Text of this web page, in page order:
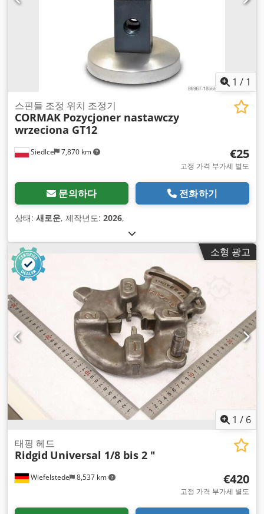
1 / 1
Siedlce 7,870 km
스핀들 조정 위치 조정기
CORMAK Pozycjoner nastawczy
wrzeciona GT12
€25
고정 가격 부가세 별도
문의하다 전화하기
상태: 새로운, 제작년도: 2026,
소형 광고
1 / 6
Wiefelstede 8,537 km
태핑 헤드
Ridgid Universal 1/8 bis 2 "
€420
고정 가격 부가세 별도